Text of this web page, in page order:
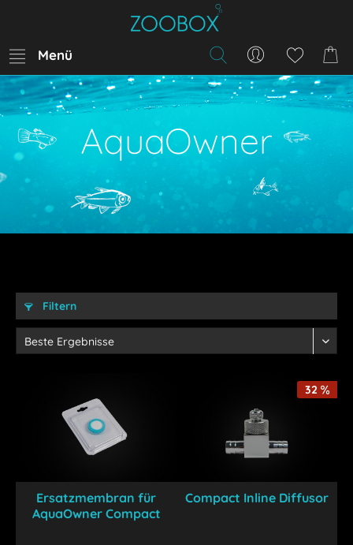
Menü
AquaOwner
Filtern
Ersatzmembran für
AquaOwner Compact
32
Compact Inline Diffusor